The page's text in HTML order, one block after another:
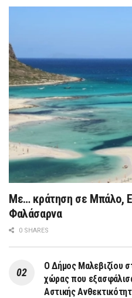
Με… κράτηση σε Μπάλο,
Φαλάσαρνα
0 SHARES
Ο Δήμος Μαλεβιζίου
χώρας που
Αστικής